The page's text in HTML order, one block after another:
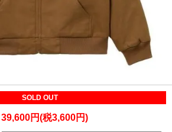
SOLD OUT
39,600円(税3,600円)